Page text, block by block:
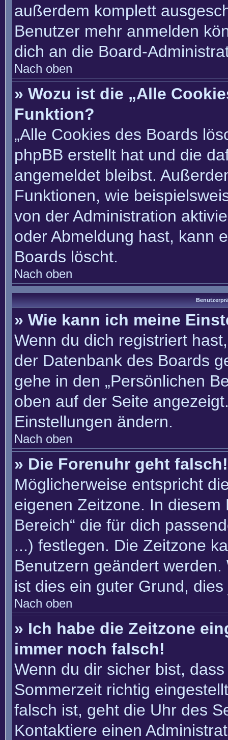
außerdem komplett
Benutzer mehr anmelden
dich an die Board-
Nach oben
» Wozu ist die „Alle
Funktion?
„Alle Cookies des Boards
phpBB erstellt hat und die
angemeldet bleibst.
Funktionen, wie
von der Administration
oder Abmeldung hast, kann
Boards löscht.
Nach oben
» Wie kann ich meine
Wenn du dich registriert
der Datenbank des Boards
gehe in den „Persönlichen
oben auf der Seite
Einstellungen ändern.
Nach oben
» Die Forenuhr geht falsch!
Möglicherweise entspricht
eigenen Zeitzone. In diesem
Bereich“ die für dich
...) festlegen. Die Zeitzone
Benutzern geändert
ist dies ein guter Grund,
Nach oben
» Ich habe die Zeitzone
immer noch falsch!
Wenn du dir sicher bist,
Sommerzeit richtig
falsch ist, geht die Uhr des
Kontaktiere einen